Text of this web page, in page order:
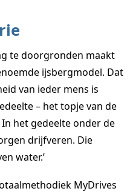
te doorgronden maakt
ijsbergmodel. Dat
van ieder mens is
– het topje van de
het gedeelte onder de
drijfveren. Die
water.’
MyDrives